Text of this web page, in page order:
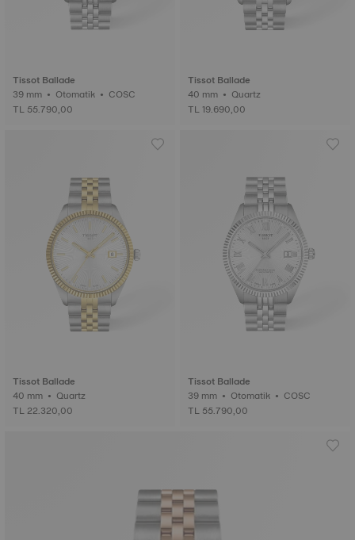
Tissot Ballade
39 mm • Otomatik • COSC
TL 55.790,00
Tissot Ballade
40 mm • Quartz
TL 19.690,00
Tissot Ballade
40 mm • Quartz
TL 22.320,00
Tissot Ballade
39 mm • Otomatik • COSC
TL 55.790,00